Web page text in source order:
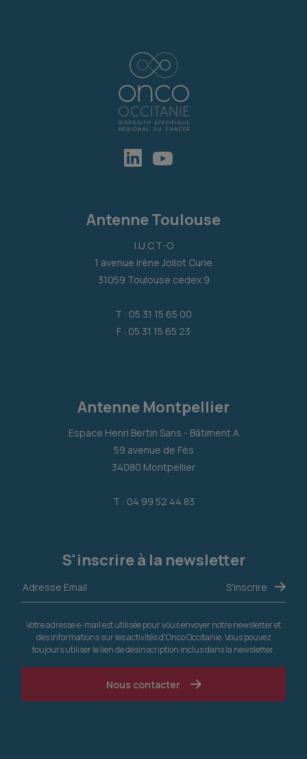
Antenne Toulouse
I.U.C.T-O
1 avenue Irène Joliot Curie
31059 Toulouse cedex 9
T : 05 31 15 65 00
F : 05 31 15 65 23
Antenne Montpellier
Espace Henri Bertin Sans - Bâtiment A
59 avenue de Fès
34080 Montpellier
T : 04 99 52 44 83
S'inscrire à la newsletter
Votre adresse e-mail est utilisée pour vous envoyer notre newsletter et
des informations sur les activités d'Onco Occitanie. Vous pouvez
toujours utiliser le lien de désinscription inclus dans la newsletter.
Nous contacter